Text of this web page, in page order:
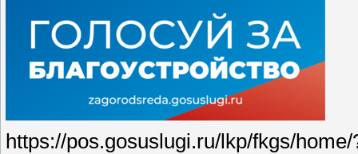
https://pos.gosuslugi.ru/lkp/fkgs/